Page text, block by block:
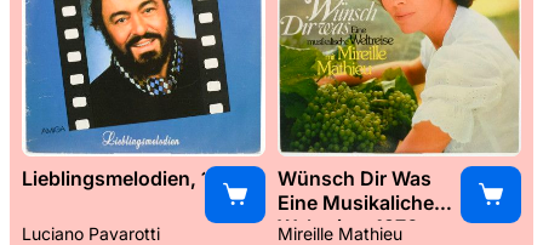
Lieblingsmelodien, 1989
Luciano Pavarotti
Wünsch Dir Was
Eine Musikaliche
Weltreise, 1976
Mireille Mathieu